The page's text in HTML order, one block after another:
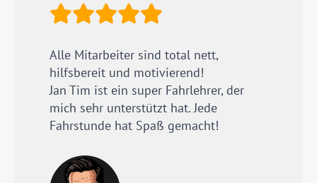
Alle Mitarbeiter sind total nett,
hilfsbereit und motivierend!
Jan Tim ist ein super Fahrlehrer, der
mich sehr unterstützt hat. Jede
Fahrstunde hat Spaß gemacht!